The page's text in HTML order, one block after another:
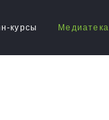
курсы Медиатека